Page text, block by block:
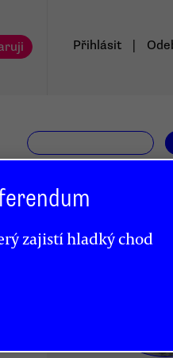
Přihlásit
zajistí hladký chod